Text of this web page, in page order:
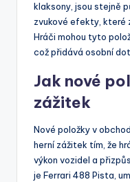
klaksony, jsou stejně
zvukové efekty, které
Hráči mohou tyto
což přidává osobní
Jak nové
zážitek
Nové položky v
herní zážitek tím, že
výkon vozidel a
je Ferrari 488 Pista,